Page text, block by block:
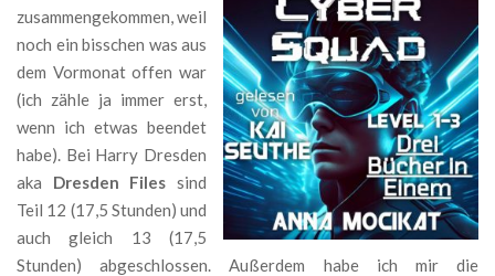
zusammengekommen, weil
noch ein bisschen was aus
dem Vormonat offen war
(ich zähle ja immer erst,
wenn ich etwas beendet
habe). Bei Harry Dresden
aka Dresden Files sind
Teil 12 (17,5 Stunden) und
auch gleich 13 (17,5
Stunden) abgeschlossen. Außerdem habe ich mir die